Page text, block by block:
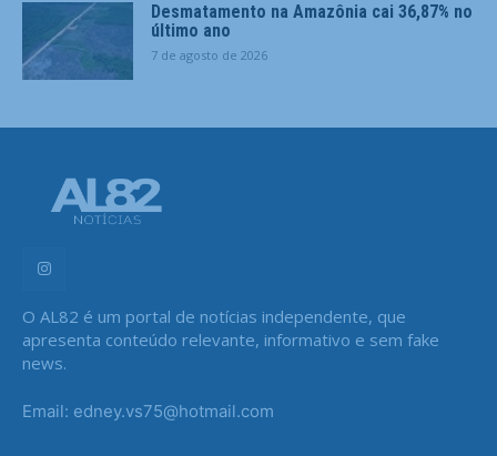
Desmatamento na Amazônia cai 36,87% no
último ano
7 de agosto de 2026
O AL82 é um portal de notícias independente, que
apresenta conteúdo relevante, informativo e sem fake
news.
Email: edney.vs75@hotmail.com